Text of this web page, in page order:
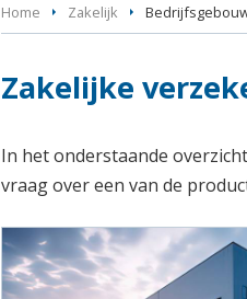
Home Zakelijk
Zakelijke
In het onderstaande
vraag over een van de